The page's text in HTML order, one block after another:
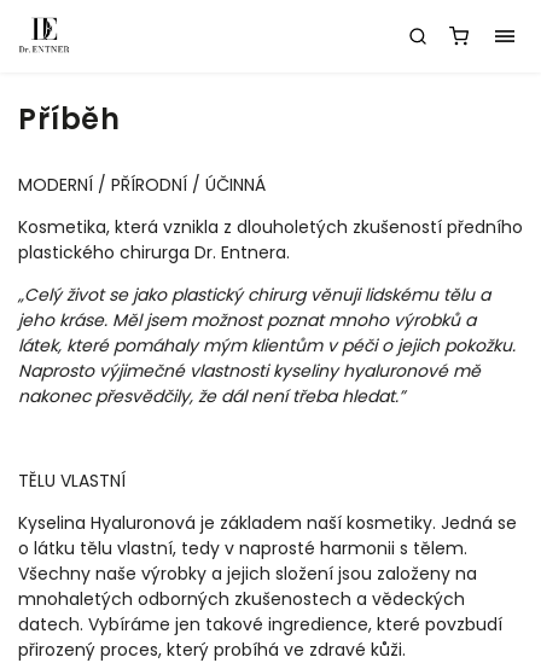
Příběh
MODERNÍ / PŘÍRODNÍ / ÚČINNÁ
Kosmetika, která vznikla z dlouholetých zkušeností předního
plastického chirurga Dr. Entnera.
„Celý život se jako plastický chirurg věnuji lidskému tělu a
jeho kráse. Měl jsem možnost poznatmnoho výrobků a
látek, které pomáhaly mým klientům v péči o jejich pokožku.
Naprosto výjimečné vlastnosti kyseliny hyaluronové mě
nakonec přesvědčily, že dál není třeba hledat.”
TĚLU VLASTNÍ
Kyselina Hyaluronová je základem naší kosmetiky. Jedná se
o látku tělu vlastní, tedy v naprosté harmonii s tělem.
Všechny naše výrobky a jejich složení jsou založeny na
mnohaletých odborných zkušenostech a vědeckých
datech. Vybíráme jen takové ingredience, které povzbudí
přirozený proces, který probíhá ve zdravé kůži.